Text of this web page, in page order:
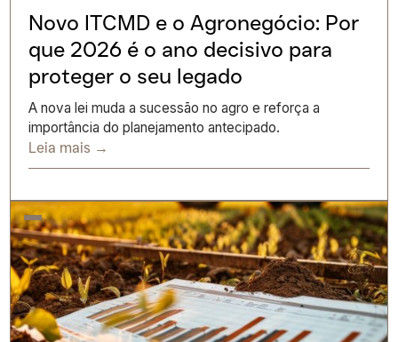
Novo ITCMD e o Agronegócio: Por
que 2026 é o ano decisivo para
proteger o seu legado
A nova lei muda a sucessão no agro e reforça a
importância do planejamento antecipado.
Leia mais →